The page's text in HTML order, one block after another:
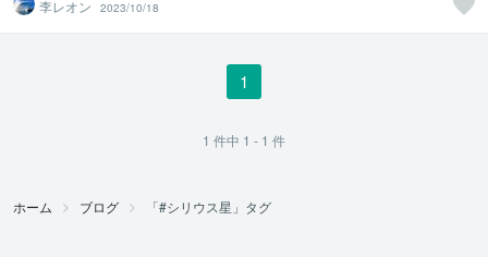
李レオン
2023/10/18
1
1 件中 1 - 1 件
ホーム ブログ 「#シリウス星」タグ